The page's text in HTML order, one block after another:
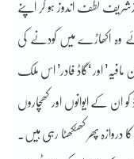
لطف اندوز ہو کر اپنے
وہ اکھاڑے میں کودنے کی
اور ‘گاڈ فادر’ اس ملک
کے ایوانوں اور کھچاروں
دروازہ پھر کھٹکھٹا رہی ہیں۔